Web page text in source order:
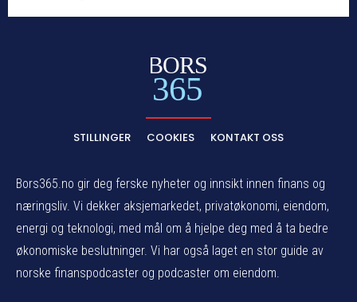
BORS
365
STILLINGER COOKIES KONTAKT OSS
Bors365.no gir deg ferske nyheter og innsikt innen finans og
næringsliv. Vi dekker aksjemarkedet, privatøkonomi, eiendom,
energi og teknologi, med mål om å hjelpe deg med å ta bedre
økonomiske beslutninger. Vi har også laget en stor guide av
norske finanspodcaster og podcaster om eiendom.